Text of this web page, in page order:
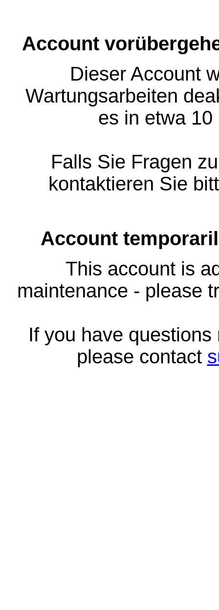
Account
Dieser Account
Wartungsarbeiten
es in etwa
Falls Sie Fragen
kontaktieren Sie
Account
This account is
maintenance - please
If you have
please contact